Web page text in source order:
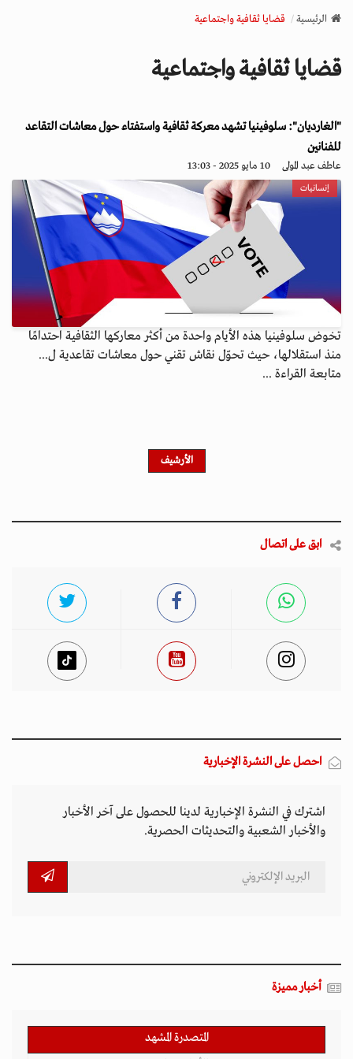
v
a
o
n
الرئيسية قضايا ثقافية واجتماعية
قضايا ثقافية واجتماعية
"الغارديان": سلوفينيا تشهد معركة ثقافية واستفتاء حول معاشات التقاعد
للفنانين
عاطف عبد المولى 10 مايو 2025 - 13:03
إنسانيات
تخوض سلوفينيا هذه الأيام واحدة من أكثر معاركها الثقافية احتدامًا
منذ استقلالها، حيث تحوّل نقاش تقني حول معاشات تقاعدية ل...
متابعة القراءة ...
الأرشيف
ابق على اتصال
احصل على النشرة الإخبارية
اشترك في النشرة الإخبارية لدينا للحصول على آخر الأخبار
والأخبار الشعبية والتحديثات الحصرية.
أخبار مميزة
المتصدرة المشهد